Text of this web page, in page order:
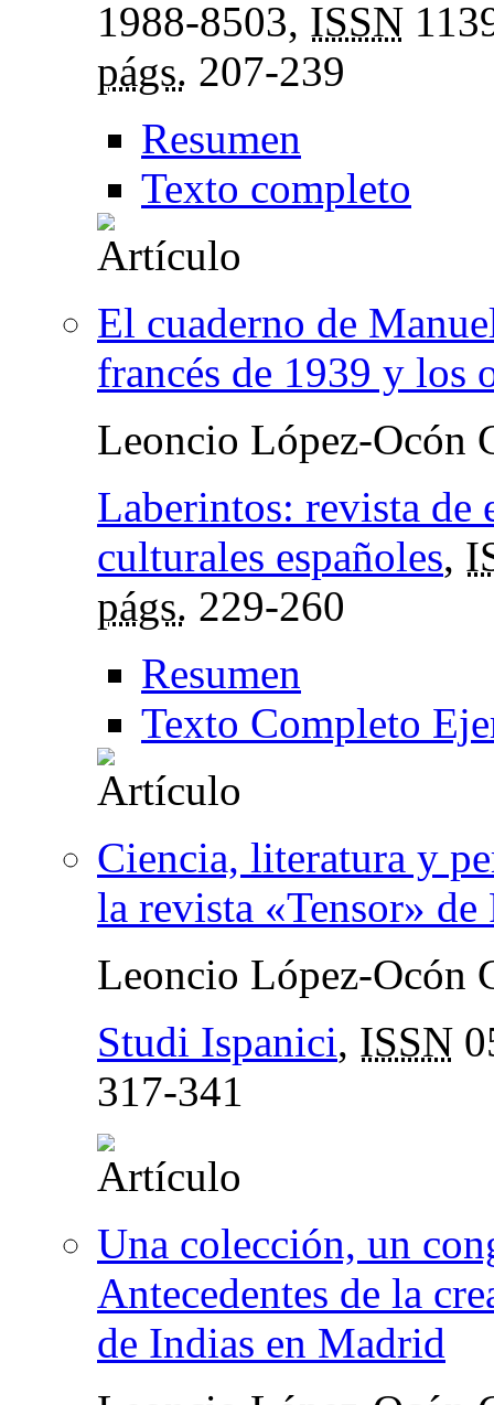
1988-8503, ISSN
págs. 207-239
Resumen
Texto completo
El cuaderno de
francés de 1939 y los
Leoncio López-Ocón
Laberintos: revista de
culturales españoles,
págs. 229-260
Resumen
Texto Completo
Ciencia, literatura y
la revista «Tensor» de
Leoncio López-Ocón
Studi Ispanici, ISSN
317-341
Una colección, un
Antecedentes de la
de Indias en Madrid